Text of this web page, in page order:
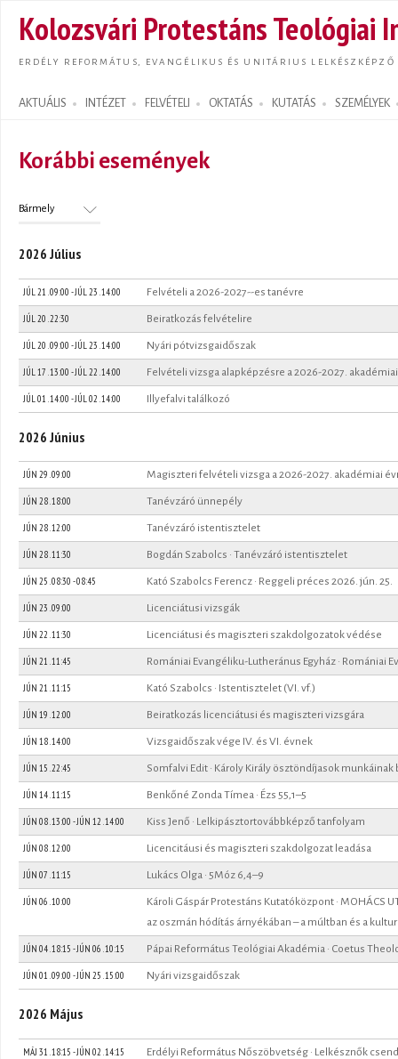
Kolozsvári Protestáns Teológiai
ERDÉLY REFORMÁTUS, EVANGÉLIKUS ÉS UNITÁRIUS LELKÉSZKÉPZŐ
AKTUÁLIS INTÉZET FELVÉTELI OKTATÁS KUTATÁS SZEMÉLYEK
Search form
Korábbi események
2026 Július
JÚL 21 . 09:00 -JÚL 23 . 14:00 Felvételi a 2026-2027--es tanévre
JÚL 20 . 22:30 Beiratkozás felvételire
JÚL 20 . 09:00 -JÚL 23 . 14:00 Nyári pótvizsgaidőszak
JÚL 17 . 13:00 -JÚL 22 . 14:00 Felvételi vizsga alapképzésre a 2026-2027.
JÚL 01 . 14:00 -JÚL 02 . 14:00 Illyefalvi találkozó
2026 Június
JÚN 29 . 09:00 Magiszteri felvételi vizsga a 2026-2027. akadémiai
JÚN 28 . 18:00 Tanévzáró ünnepély
JÚN 28 . 12:00 Tanévzáró istentisztelet
JÚN 28 . 11:30 Bogdán Szabolcs · Tanévzáró istentisztelet
JÚN 25 .08:30 -08:45 Kató Szabolcs Ferencz · Reggeli préces 2026. jún. 25.
JÚN 23 . 09:00 Licenciátusi vizsgák
JÚN 22 . 11:30 Licenciátusi és magiszteri szakdolgozatok védése
JÚN 21 . 11:45 Romániai Evangéliku-Lutheránus Egyház · Romániai
JÚN 21 . 11:15 Kató Szabolcs · Istentisztelet (VI. vf.)
JÚN 19 . 12:00 Beiratkozás licenciátusi és magiszteri vizsgára
JÚN 18 . 14:00 Vizsgaidőszak vége IV. és VI. évnek
JÚN 15 . 22:45 Somfalvi Edit · Károly Király ösztöndíjasok
JÚN 14 . 11:15 Benkőné Zonda Tímea · Ézs 55,1–5
JÚN 08 . 13:00 -JÚN 12 . 14:00 Kiss Jenő · Lelkipásztortovábbképző tanfolyam
JÚN 08 . 12:00 Licencitáusi és magiszteri szakdolgozat leadása
JÚN 07 . 11:15 Lukács Olga · 5Móz 6,4–9
JÚN 06 . 10:00
Károli Gáspár Protestáns Kutatóközpont · MOHÁCS
az oszmán hódítás árnyékában – a múltban és a
JÚN 04 . 18:15 -JÚN 06 . 10:15 Pápai Református Teológiai Akadémia · Coetus
JÚN 01 . 09:00 -JÚN 25 . 15:00 Nyári vizsgaidőszak
2026 Május
MÁJ 31 . 18:15 -JÚN 02 . 14:15 Erdélyi Református Nőszöbvetség · Lelkésznők